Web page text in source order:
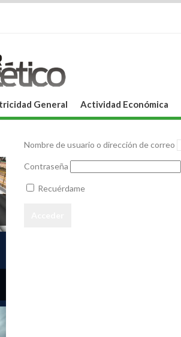
General Actividad Económica
Nombre de usuario o dirección de correo
Contraseña
Recuérdame